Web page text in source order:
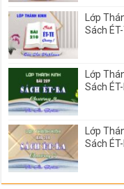
Lớp
Sách
Lớp
Sách
Lớp
Sách